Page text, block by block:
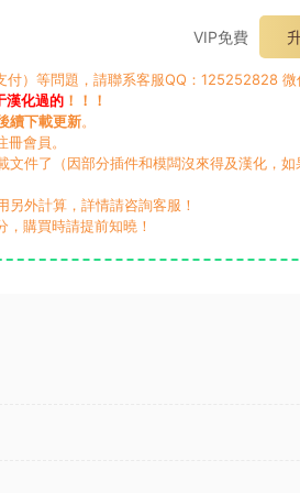
VIP免費
付）等問題，請聯系客服QQ：125252828
漢化過的 ！！！
續下載更新。
會員。
件了（因部分插件和模闆沒來得及漢化，
外計算，詳情請咨詢客服！
購買時請提前知曉！